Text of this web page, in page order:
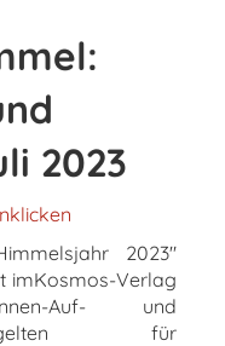
2023
2023"
imKosmos-Verlag
Auf- und
gelten für